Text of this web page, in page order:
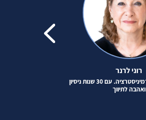
רוני לרנר
תיאום פגישות ואדמיניסטרציה. עם 30 שנות ניסיון
ואהבה לתיווך